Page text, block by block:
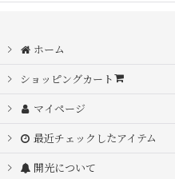
ホーム
ショッピングカート
マイページ
最近チェックしたアイテム
開光について